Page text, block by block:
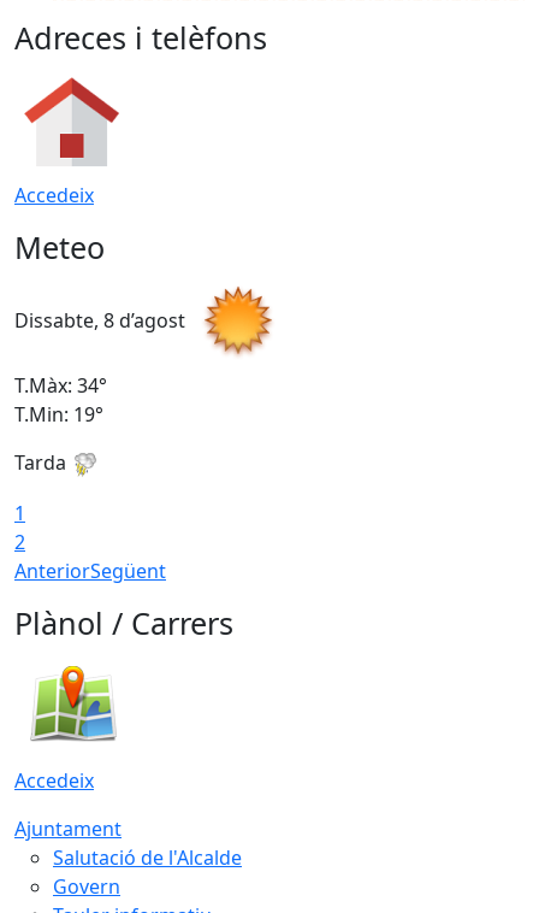
Adreces i telèfons
Accedeix
Meteo
Dissabte, 8 d’agost
T.Màx: 34°
T.Min: 19°
Tarda
1
2
AnteriorSegüent
Plànol / Carrers
Accedeix
Ajuntament
Salutació de l'Alcalde
Govern